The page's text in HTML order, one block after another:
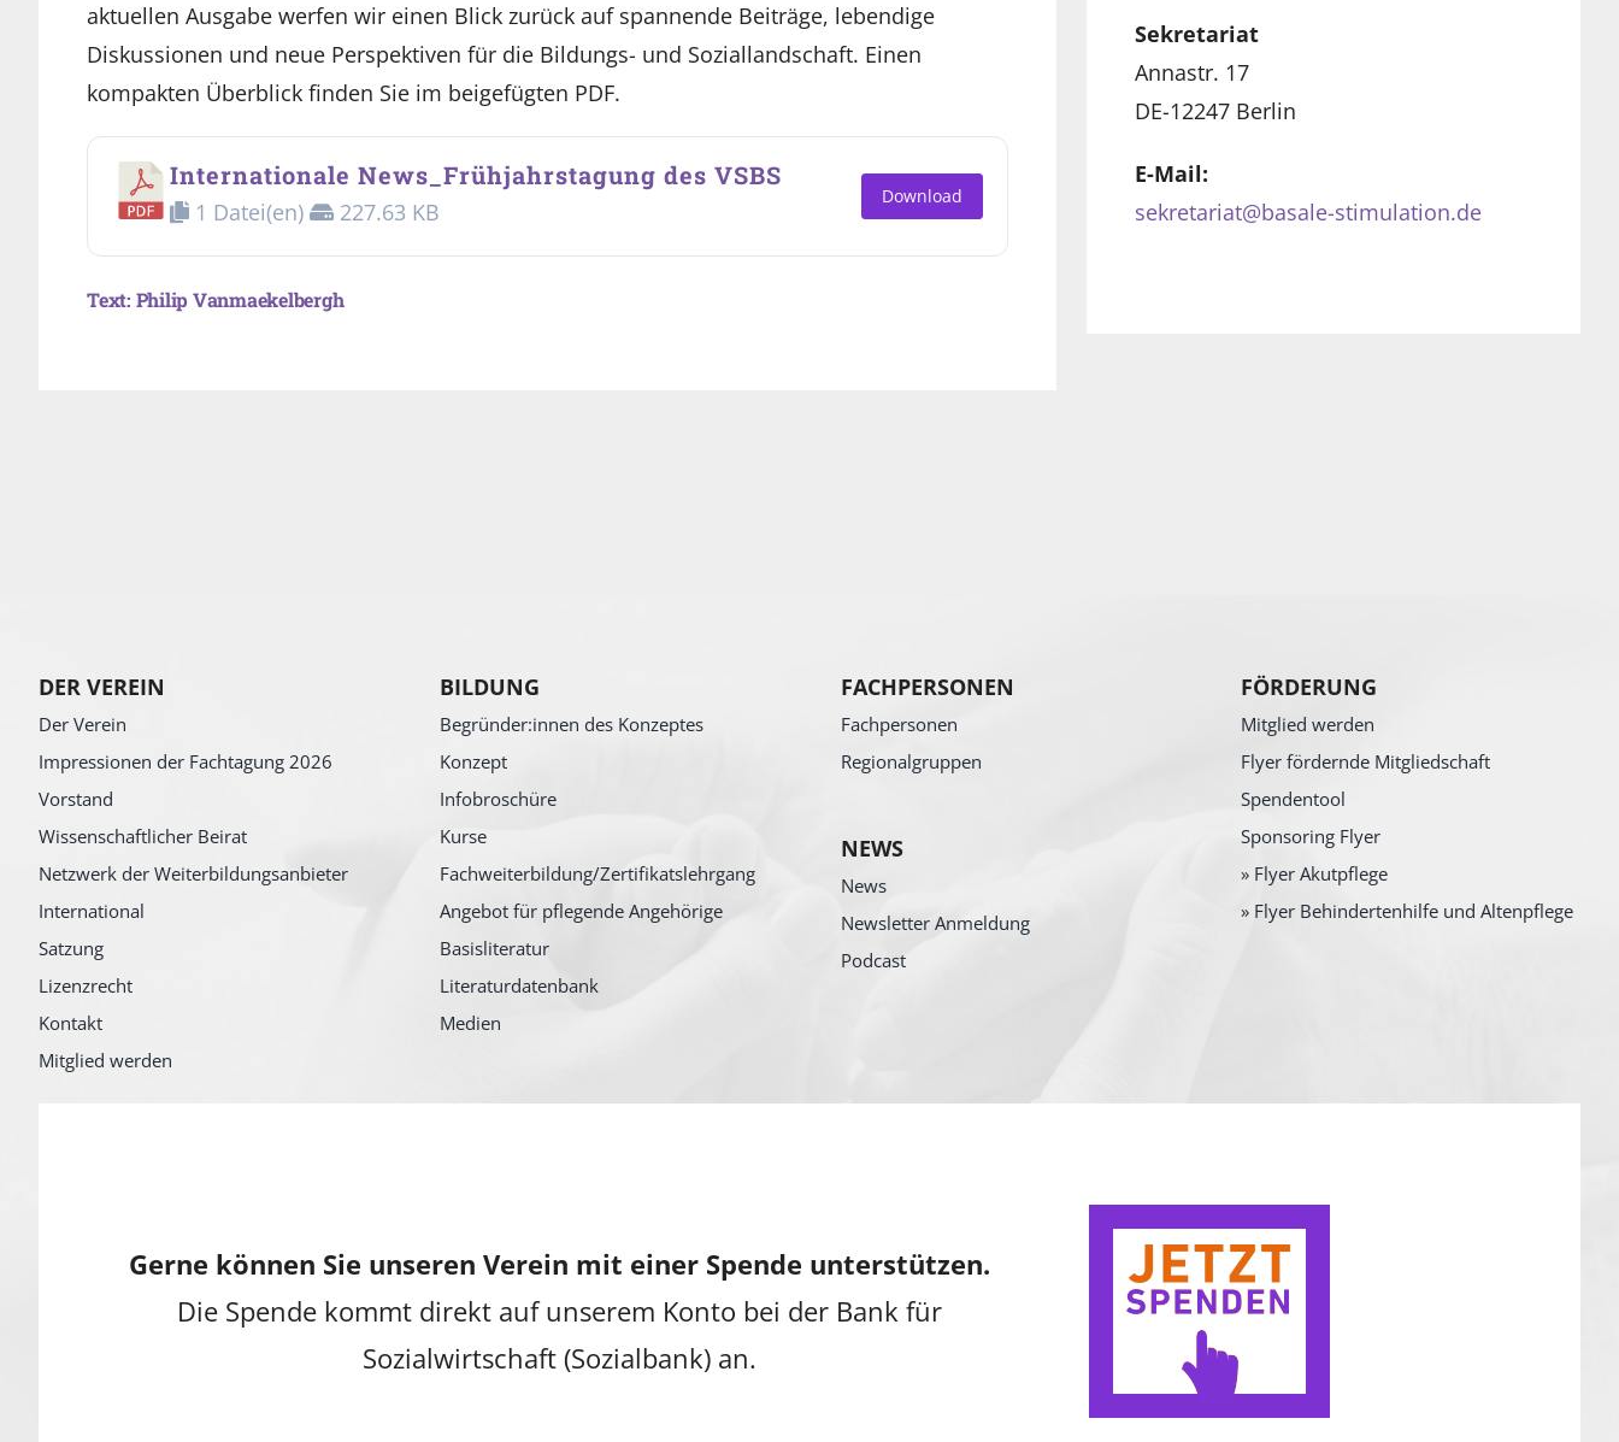
aktuellen Ausgabe werfen wir einen Blick zurück auf spannende Beiträge, lebendige
Diskussionen und neue Perspektiven für die Bildungs- und Soziallandschaft. Einen
kompakten Überblick finden Sie im beigefügten PDF.
Internationale News_Frühjahrstagung des VSBS
1 Datei(en) 227.63 KB
Download
Text: Philip Vanmaekelbergh
Sekretariat
Annastr. 17
DE-12247 Berlin
E-Mail:
sekretariat@basale-stimulation.de
DER VEREIN
Der Verein
Impressionen der Fachtagung 2026
Vorstand
Wissenschaftlicher Beirat
Netzwerk der Weiterbildungsanbieter
International
Satzung
Lizenzrecht
Kontakt
Mitglied werden
BILDUNG
Begründer:innen des Konzeptes
Konzept
Infobroschüre
Kurse
Fachweiterbildung/Zertifikatslehrgang
Angebot für pflegende Angehörige
Basisliteratur
Literaturdatenbank
Medien
FACHPERSONEN
Fachpersonen
Regionalgruppen
NEWS
News
Newsletter Anmeldung
Podcast
FÖRDERUNG
Mitglied werden
Flyer fördernde Mitgliedschaft
Spendentool
Sponsoring Flyer
» Flyer Akutpflege
» Flyer Behindertenhilfe und Altenpflege
Gerne können Sie unseren Verein mit einer Spende unterstützen.
Die Spende kommt direkt auf unserem Konto bei der Bank für
Sozialwirtschaft (Sozialbank) an.